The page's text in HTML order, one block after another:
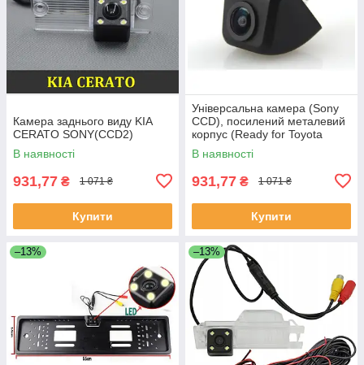
Камера заднього виду KIA
CERATO SONY(CCD2)
В наявності
931,77 ₴ 1 071 ₴
Купити
Універсальна камера (Sony
CCD), посилений металевий
корпус (Ready for Toyota
Prado)
В наявності
931,77 ₴ 1 071 ₴
Купити
–13% –13%